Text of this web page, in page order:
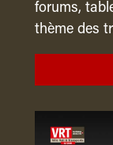
forums,
thème des